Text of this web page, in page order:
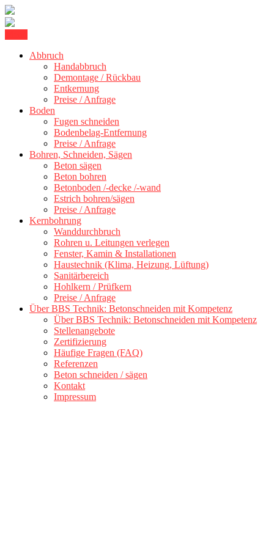
content
BBS Technik GmbH
Abbruch
Handabbruch
Demontage / Rückbau
Entkernung
Preise / Anfrage
Boden
Fugen schneiden
Bodenbelag-Entfernung
Preise / Anfrage
Bohren, Schneiden, Sägen
Beton sägen
Beton bohren
Betonboden /-decke /-wand
Estrich bohren/sägen
Preise / Anfrage
Kernbohrung
Wanddurchbruch
Rohren u. Leitungen verlegen
Fenster, Kamin & Installationen
Haustechnik (Klima, Heizung, Lüftung)
Sanitärbereich
Hohlkern / Prüfkern
Preise / Anfrage
Über BBS Technik: Betonschneiden mit Kompetenz
Über BBS Technik: Betonschneiden mit Kompetenz
Stellenangebote
Zertifizierung
Häufige Fragen (FAQ)
Referenzen
Beton schneiden / sägen
Kontakt
Impressum